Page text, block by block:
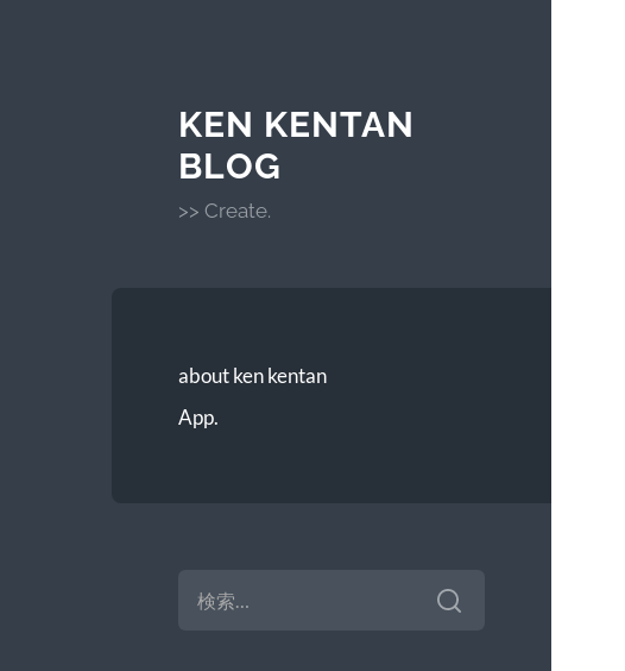
KEN KENTAN
BLOG
>> Create.
about ken kentan
App.
索: